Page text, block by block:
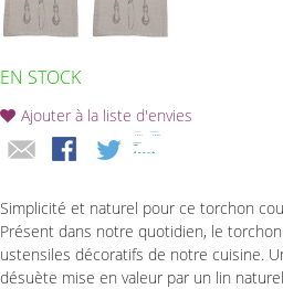
EN STOCK
Ajouter à la liste d'envies
Simplicité et naturel pour ce torchon
Présent dans notre quotidien, le
ustensiles décoratifs de notre cuisine.
désuète mise en valeur par un lin